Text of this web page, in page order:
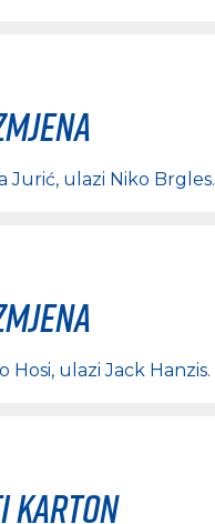
Jurić, ulazi Niko Brgles.
Hosi, ulaziJack Hanzis.
karton